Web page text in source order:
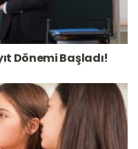
Dönemi Başladı!